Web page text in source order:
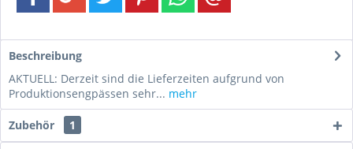
Beschreibung
AKTUELL: Derzeit sind die Lieferzeiten aufgrund von
Produktionsengpässen sehr... mehr
Zubehör 1